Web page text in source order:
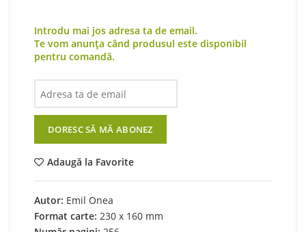
Introdu mai jos adresa ta de email.
Te vom anunța când produsul este disponibil
pentru comandă.
DORESC SĂ MĂ ABONEZ
Adaugă la Favorite
Autor: Emil Onea
Format carte: 230 x 160 mm